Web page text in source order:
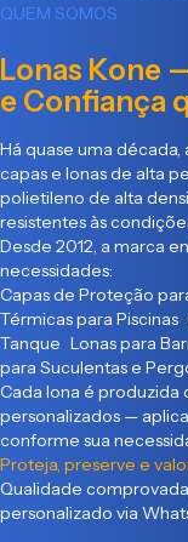
QUEM SOMOS
Lonas Kone
e Confiança
Há quase uma
capas e lonas de alta
polietileno de alta
resistentes às
Desde 2012, a marca
necessidades:
Capas de Proteção
Térmicas para
Tanque Lonas para
para Suculentas e
Cada lona é
personalizados —
conforme sua
Proteja, preserve e
Qualidade
personalizado via